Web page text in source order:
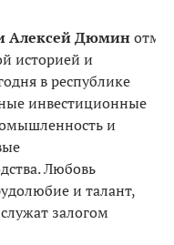
Алексей Дюмин
историей и
в республике
инвестиционные
и
Любовь
и талант,
залогом